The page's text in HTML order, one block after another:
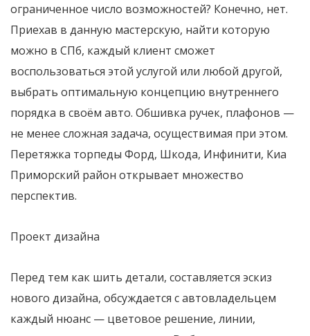
ограниченное число возможностей? Конечно, нет.
Приехав в данную мастерскую, найти которую
можно в СПб, каждый клиент сможет
воспользоваться этой услугой или любой другой,
выбрать оптимальную концепцию внутреннего
порядка в своём авто. Обшивка ручек, плафонов —
не менее сложная задача, осуществимая при этом.
Перетяжка торпеды Форд, Шкода, Инфинити, Киа
Приморский район открывает множество
перспектив.
Проект дизайна
Перед тем как шить детали, составляется эскиз
нового дизайна, обсуждается с автовладельцем
каждый нюанс — цветовое решение, линии,